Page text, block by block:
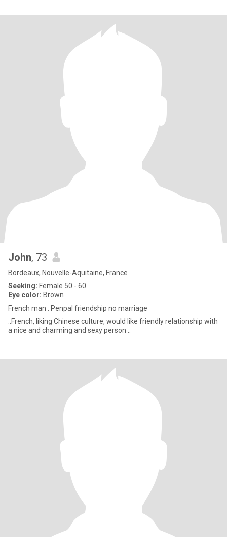
John, 73
Bordeaux, Nouvelle-Aquitaine, France
Seeking: Female 50 - 60
Eye color: Brown
French man . Penpal friendship no marriage
..French, liking Chinese culture, would like friendly relationship with
a nice and charming and sexy person ..